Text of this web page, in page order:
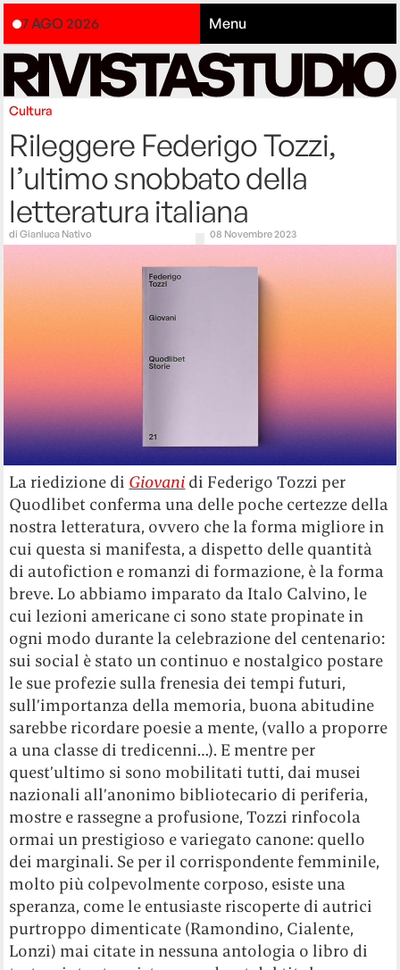
7 AGO 2026 Menu
Cultura
Rileggere Federigo Tozzi,
l’ultimo snobbato della
letteratura italiana
diGianluca Nativo 08 Novembre 2023
La riedizione di Giovani di Federigo Tozzi per
Quodlibet conferma una delle poche certezze della
nostra letteratura, ovvero che la forma migliore in
cui questa si manifesta, a dispetto delle quantità
di autofiction e romanzi di formazione, è la forma
breve. Lo abbiamo imparato da Italo Calvino, le
cui lezioni americane ci sono state propinate in
ogni modo durante la celebrazione del centenario:
sui social è stato un continuo e nostalgico postare
le sue profezie sulla frenesia dei tempi futuri,
sull’importanza della memoria, buona abitudine
sarebbe ricordare poesie a mente, (vallo a proporre
a una classe di tredicenni…). E mentre per
quest’ultimo si sono mobilitati tutti, dai musei
nazionali all’anonimo bibliotecario di periferia,
mostre e rassegne a profusione, Tozzi rinfocola
ormai un prestigioso e variegato canone: quello
dei marginali. Se per il corrispondente femminile,
molto più colpevolmente corposo, esiste una
speranza, come le entusiaste riscoperte di autrici
purtroppo dimenticate (Ramondino, Cialente,
Lonzi) mai citate in nessuna antologia o libro di